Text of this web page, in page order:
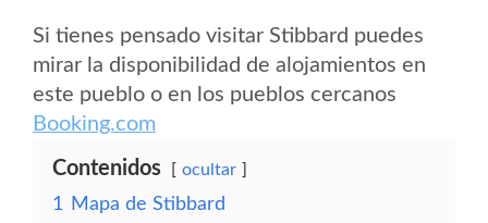
Si tienes pensado visitar Stibbard puedes
mirar la disponibilidad de alojamientos en
este pueblo o en los pueblos cercanos
Booking.com
Contenidos ocultar
1
Mapa de Stibbard